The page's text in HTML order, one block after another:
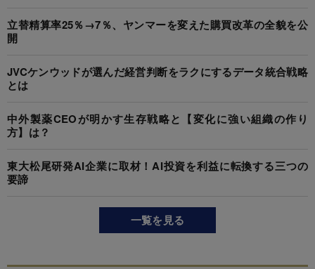
立替精算率25％→7％、ヤンマーを変えた購買改革の全貌を公
開
JVCケンウッドが選んだ経営判断をラクにするデータ統合戦略
とは
中外製薬CEOが明かす生存戦略と【変化に強い組織の作り
方】は？
東大松尾研発AI企業に取材！AI投資を利益に転換する三つの
要諦
一覧を見る